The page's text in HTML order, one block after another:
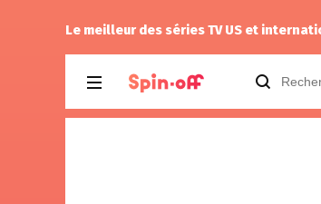
Le meilleur des séries TV US et
Vic24a noté 11àThe